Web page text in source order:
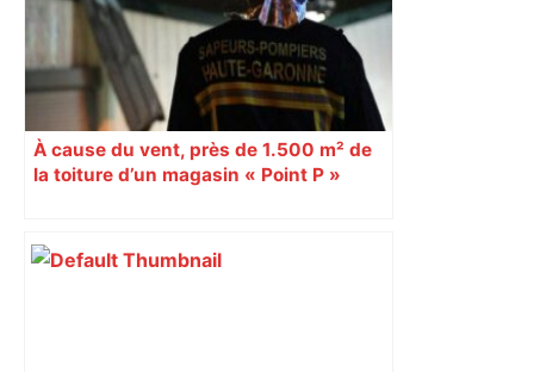
À cause du vent, près de 1.500 m² de
la toiture d’un magasin « Point P »